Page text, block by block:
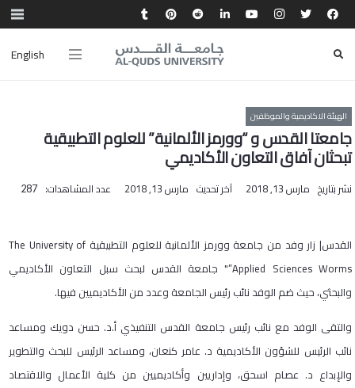
English
الهيئة الاكاديمية والموظفين
جامعتا القدس و “وورمز الألمانية” للعلوم التطبيقية
تبحثان آفاق التعاون الأكاديمي
نشر بتاريخ مارس 13, 2018 آخر تحديث مارس 13, 2018 عدد المشاهدات: 287
القدس| زار وفد من جامعة وورمز الألمانية للعلوم التطبيقية The University of
Applied Sciences Worms”" جامعة القدس لبحث سبل التعاون الأكاديمي
والبحثي، حيث ضم الوفد نائب رئيس الجامعة وعدد من الأكاديميين فيها.
والتقى الوفد مع نائب رئيس جامعة القدس التنفيذي أ.د. حسن دويك ومساعد
نائب الرئيس للشؤون الأكاديمية د. عامر كنعان، ومساعد الرئيس للبحث والتطوير
والإبداع د. عصام اسحق، وإداريين وأكاديميين من كلية الأعمال والاقتصاد